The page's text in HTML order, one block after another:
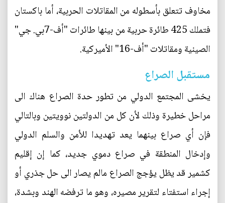
مخاوف تتعلق بأسطوله من المقاتلات الحربية، أما باكستان
فتملك 425 طائرة حربية من بينها طائرات "أف-7بي. جي"
الصينية ومقاتلات "أف-16" الأميركية.
مستقبل الصراع
يخشى المجتمع الدولي من تطور حدة الصراع هناك الى
مراحل خطيرة وذلك لأن كل من الدولتين نوويتين وبالتالي
فإن أي صراع بينهما يعد تهديدا للأمن والسلم الدولي
وإدخال المنطقة في صراع دموي جديد، كما إن إقليم
كشمير قد يظل يؤجج الصراع مالم يصار الى حل جذري أو
إجراء استفتاء لتقرير مصيره، وهو ما ترفضه الهند وبشدة،